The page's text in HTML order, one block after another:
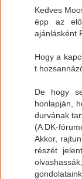
Kedves
épp az
ajánlásként
Hogy a
t
De hogy
honlapján,
durvának
(A DK-
Akkor,
részét